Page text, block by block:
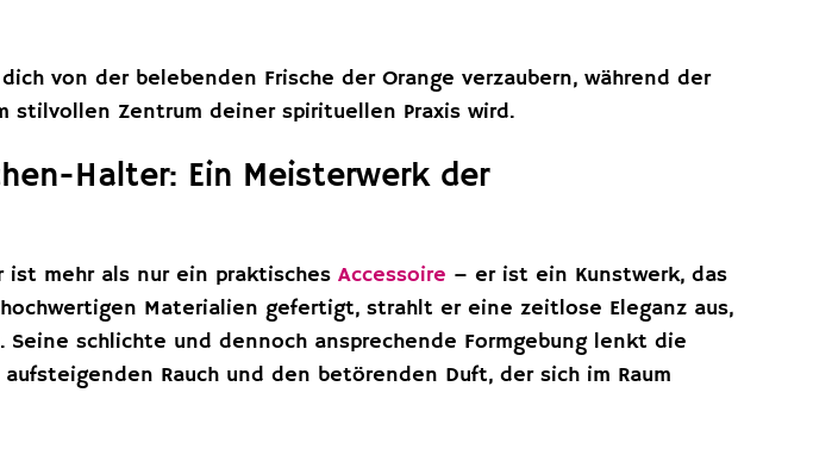
von der belebenden Frische der Orange verzaubern, während der
stilvollen Zentrum deiner spirituellen Praxis wird.
Halter: Ein Meisterwerk der
ist mehr als nur ein praktischesAccessoire – er ist ein Kunstwerk, das
Materialien gefertigt, strahlt er eine zeitlose Eleganz aus,
schlichte und dennoch ansprechende Formgebung lenkt die
Rauch und den betörenden Duft, der sich im Raum